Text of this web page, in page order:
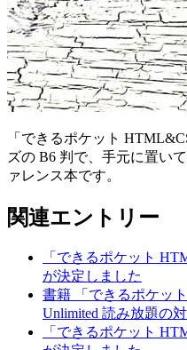
「できるポケット
ズの B6 判で、手元に置い
ァレンス本です。
関連エントリー
「できるポケット
が決定しました
書籍 「できるポケッ
Unlimited 読み放題の
「できるポケット